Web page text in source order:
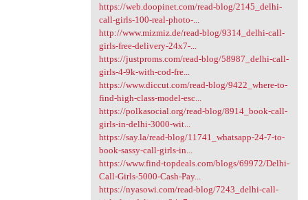
https://web.doopinet.com/read-blog/2145_delhi-
call-girls-100-real-photo-...
http://www.mizmiz.de/read-blog/9314_delhi-call-
girls-free-delivery-24x7-...
https://justproms.com/read-blog/58987_delhi-call-
girls-4-9k-with-cod-fre...
https://www.diccut.com/read-blog/9422_where-to-
find-high-class-model-esc...
https://polkasocial.org/read-blog/8914_book-call-
girls-in-delhi-3000-wit...
https://say.la/read-blog/11741_whatsapp-24-7-to-
book-sassy-call-girls-in...
https://www.find-topdeals.com/blogs/69972/Delhi-
Call-Girls-5000-Cash-Pay...
https://nyasowi.com/read-blog/7243_delhi-call-